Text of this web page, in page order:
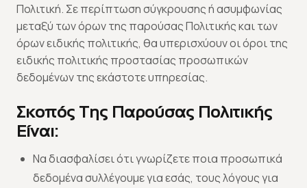
Πολιτική. Σε περίπτωση σύγκρουσης ή ασυμφωνίας
μεταξύ των όρων της παρούσας Πολιτικής και των
όρων ειδικής πολιτικής, θα υπερισχύουν οι όροι της
ειδικής πολιτικής προστασίας προσωπικών
δεδομένων της εκάστοτε υπηρεσίας.
Σκοπός Της Παρούσας Πολιτικής
Είναι:
Να διασφαλίσει ότι γνωρίζετε ποια προσωπικά
δεδομένα συλλέγουμε για εσάς, τους λόγους για